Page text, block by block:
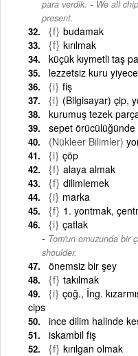
para verdik. - We all
present.
{f} budamak
{f} kırılmak
küçük kıymetli taş
lezzetsiz kuru
{i} fiş
{i} (Bilgisayar) çip,
kurumuş tezek
sepet örücülüğünde
(Nükleer Bilimler)
{i} çöp
{f} alaya almak
{f} dilimlemek
{i} marka
{f} 1. yontmak,
{i} çatlak
Tom'un omuzunda bir
shoulder.
önemsiz bir şey
{f} takılmak
{i} çoğ., İng.
cips
ince dilim halinde
iskambil fiş
{f} kırılgan olmak